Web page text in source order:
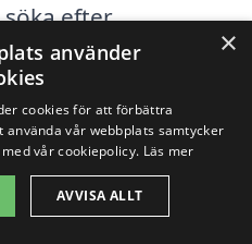
efter
×
använder
cookies för att förbättra
vår webbplats samtycker
vår cookiepolicy. Läs mer
AVVISA ALLT